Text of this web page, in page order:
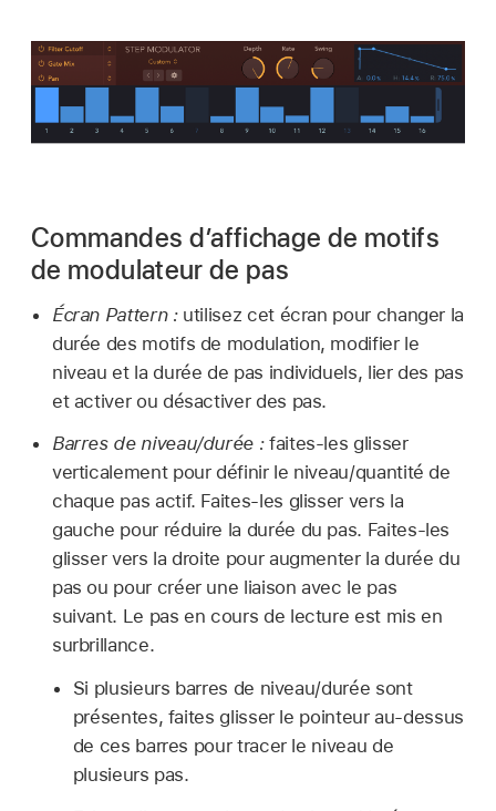
Commandes d’affichage de motifs
de modulateur de pas
Écran Pattern :utilisez cet écran pour changer la
durée des motifs de modulation, modifier le
niveau et la durée de pas individuels, lier des pas
et activer ou désactiver des pas.
Barres de niveau/durée :faites-les glisser
verticalement pour définir le niveau/quantité de
chaque pas actif. Faites-les glisser vers la
gauche pour réduire la durée du pas. Faites-les
glisser vers la droite pour augmenter la durée du
pas ou pour créer une liaison avec le pas
suivant. Le pas en cours de lecture est mis en
surbrillance.
Si plusieurs barres de niveau/durée sont
présentes, faites glisser le pointeur au-dessus
de ces barres pour tracer le niveau de
plusieurs pas.